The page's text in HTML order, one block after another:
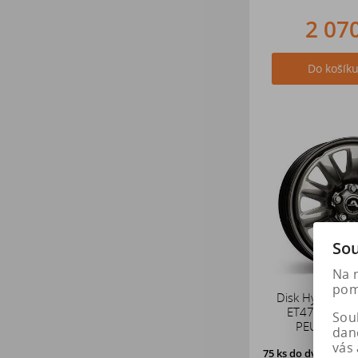
2
Do košíku
Disk Hybrid
ET47
PEUGEOT
75 ks do dvou
Na
vás